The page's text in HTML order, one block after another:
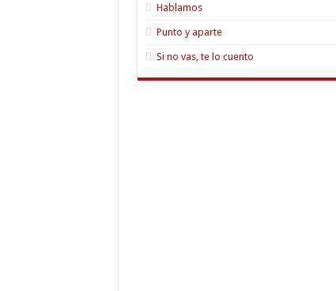
Hablamos
Punto y aparte
Si no vas, te lo cuento